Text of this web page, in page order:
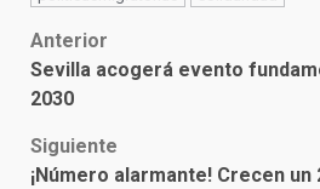
Post
navigation
Anterior
Sevilla acogerá evento
2030
Siguiente
¡Número alarmante! Crecen un